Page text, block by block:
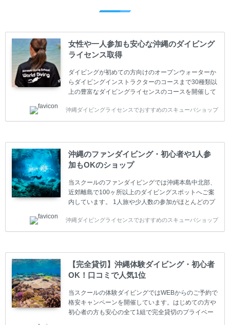
女性や一人参加も安心な沖縄のダイビング
ライセンス取得
ダイビングが初めての方向けのオープンウォーターか
らダイビングインストラクターのコースまで30種類以
上の豊富なダイビングライセンスのコースを開催して
(TEC)のコースもご用意しています。 当スクールを受
講するお客様は一人参加などの少人数のご参加が最も
は年間を通じてキャンペーンを行っています。 ベーシ
ックダイバー(Cカード) 1日間+eラーニング 最安値キ
ャンペーン ￥22800(税込) ￥16800(税込) 器材 / 送
迎 / 保険 / 全て込み ダイビング...
沖縄ダイビングライセンスでおすすめのスキューバショップ
沖縄のファンダイビング・初心者や1人参
加もOKのショップ
当スクールのファンダイビングでは沖縄本島中北部、
近郊離島で100ヶ所以上のダイビングスポットへご案
内しています。 1人旅や少人数の参加がほとんどのプ
の方も安心して楽しめるようにリフレッシュダイビン
グコースもご用意しています。お1人様も初心者の方
ーター様はファンダイビングの全てのコース費が
10%OFF、フル器材レンタルが50%OFFになります。
沖縄本島周辺ビーチ・ファンダイビング ￥13800(税
込)【 2ビーチ 】 ウエイト / タンク / 送迎...
沖縄ダイビングライセンスでおすすめのスキューバショップ
【完全貸切】沖縄体験ダイビング・初心者
OK！口コミで人気1位
当スクールの体験ダイビングではWEBからのご予約で
格安キャンペーンを開催しています。はじめての方や
初心者の方も安心の全て1組で完全貸切のプライベー